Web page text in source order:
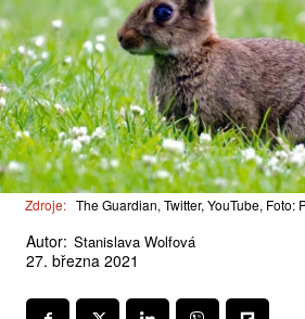
Zdroje: The Guardian, Twitter, YouTube, Foto:
Autor: Stanislava Wolfová
27. března 2021